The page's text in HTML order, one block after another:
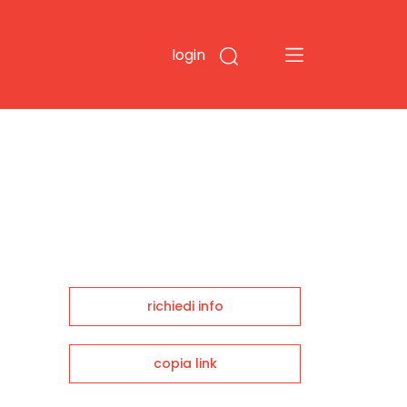
login
richiedi info
copia link